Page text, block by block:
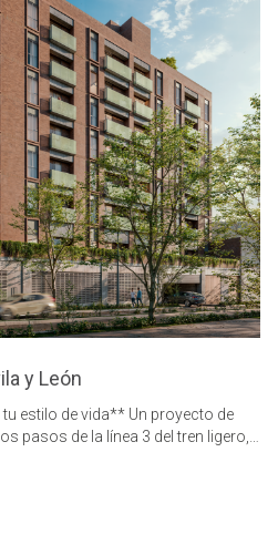
y León
vida** Un proyecto de
pasos de la línea 3 del tren ligero,